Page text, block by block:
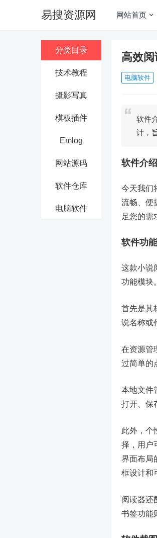
易搜资源网 网站首页
分类目录
技术教程
摄影写真
模板插件
Emlog
网站源码
软件仓库
电脑软件
高效
电脑软件
软件
计，
软件介绍
今天我们
流畅、便
足您的需
软件功能
这款小说
功能模块。
首先是其
说名称或
在资源管
过简单的
本地文件
打开、保
此外，个
择，用户
界面布局
框设计和
阅读器还
书签功能